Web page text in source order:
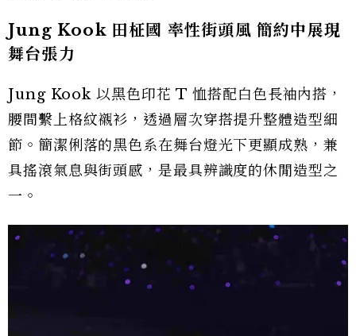
Jung Kook 田柾國 率性街頭風 簡約中展現
舞台張力
Jung Kook 以黑色印花 T 恤搭配白色長袖內搭，
腰間繫上格紋襯衫，透過層次穿搭提升整體造型細
節。簡潔俐落的黑色系在舞台燈光下更顯成熟，兼
具搖滾氣息與街頭感，是最具辨識度的休閒造型之
一。